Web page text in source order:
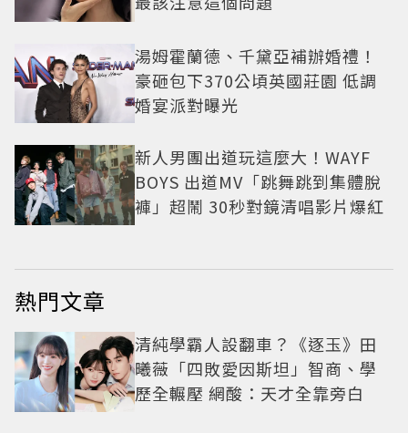
湯姆霍蘭德、千黛亞補辦婚禮！
豪砸包下370公頃英國莊園 低調
婚宴派對曝光
新人男團出道玩這麼大！WAYF
BOYS 出道MV「跳舞跳到集體脫
褲」超鬧 30秒對鏡清唱影片爆紅
熱門文章
清純學霸人設翻車？《逐玉》田
曦薇「四敗愛因斯坦」智商、學
歷全輾壓 網酸：天才全靠旁白